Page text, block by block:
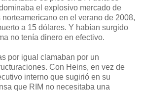
el explosivo mercado de
en el verano de 2008,
a 15 dólares. Y habían surgido
no tenía dinero en efectivo.
por igual clamaban por un
Con Heins, en vez de
interno que sugirió en su
que RIM no necesitaba una